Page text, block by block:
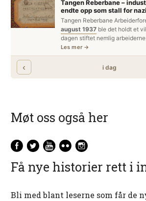
Møt oss også her
Få nye historier rett i
Bli med blant leserne som får de